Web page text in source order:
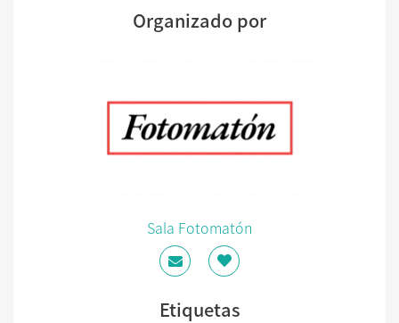
Organizado por
Sala Fotomatón
Etiquetas